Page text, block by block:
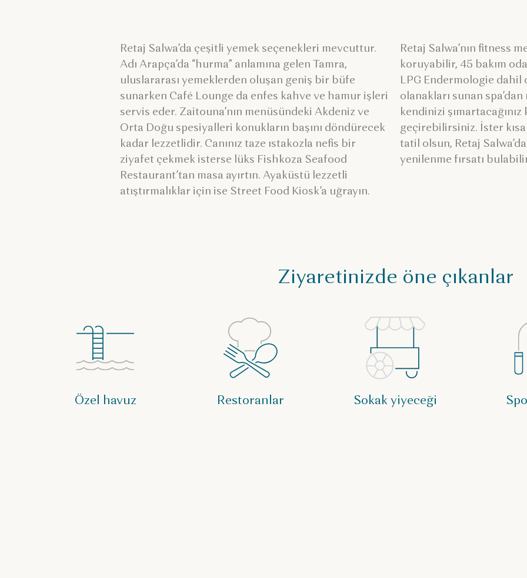
Retaj Salwa’da çeşitli yemek seçenekleri mevcuttur.
Adı Arapça’da “hurma” anlamına gelen Tamra,
uluslararası yemeklerden oluşan geniş bir büfe
sunarken Café Lounge da enfes kahve ve hamur işleri
servis eder. Zaitouna’nın menüsündeki Akdeniz ve
Orta Doğu spesiyalleri konukların başını döndürecek
kadar lezzetlidir. Canınız taze ıstakozla nefis bir
ziyafet çekmek isterse lüks Fishkoza Seafood
Restaurant’tan masa ayırtın. Ayaküstü lezzetli
atıştırmalıklar için ise Street Food Kiosk’a uğrayın.
Retaj Salwa’nın fitness
koruyabilir, 45 bakım
LPG Endermologie dahil
olanakları sunan
kendinizi
geçirebilirsiniz. İster
tatil olsun, Retaj
yenilenme fırsatı
Ziyaretinizde öne çıkanlar
Özel havuz Restoranlar Sokak yiyeceği